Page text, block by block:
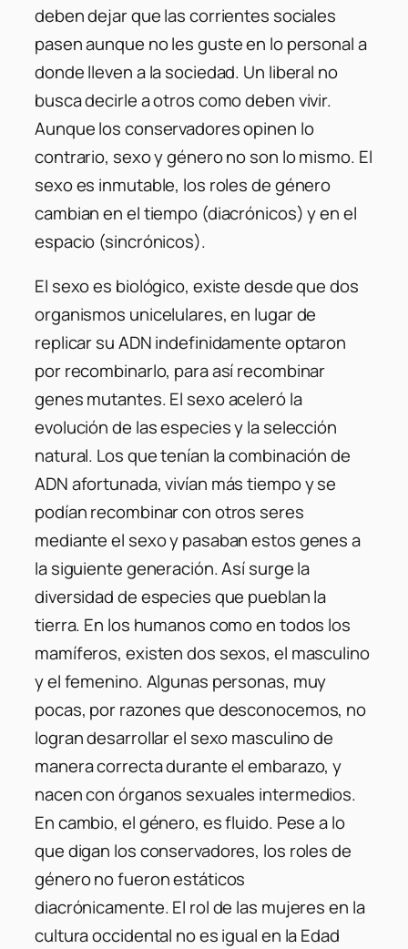
deben dejar que las corrientes sociales
pasen aunque no les guste en lo personal a
donde lleven a la sociedad. Un liberal no
busca decirle a otros como deben vivir.
Aunque los conservadores opinen lo
contrario, sexo y género no son lo mismo. El
sexo es inmutable, los roles de género
cambian en el tiempo (diacrónicos) y en el
espacio (sincrónicos).
El sexo es biológico, existe desde que dos
organismos unicelulares, en lugar de
replicar su ADN indefinidamente optaron
por recombinarlo, para así recombinar
genes mutantes. El sexo aceleró la
evolución de las especies y la selección
natural. Los que tenían la combinación de
ADN afortunada, vivían más tiempo y se
podían recombinar con otros seres
mediante el sexo y pasaban estos genes a
la siguiente generación. Así surge la
diversidad de especies que pueblan la
tierra. En los humanos como en todos los
mamíferos, existen dos sexos, el masculino
y el femenino. Algunas personas, muy
pocas, por razones que desconocemos, no
logran desarrollar el sexo masculino de
manera correcta durante el embarazo, y
nacen con órganos sexuales intermedios.
En cambio, el género, es fluido. Pese a lo
que digan los conservadores, los roles de
género no fueron estáticos
diacrónicamente. El rol de las mujeres en la
cultura occidental no es igual en la Edad